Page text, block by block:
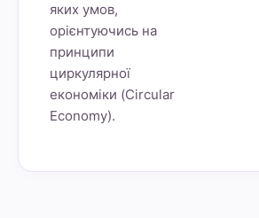
яких умов,
орієнтуючись на
принципи
циркулярної
економіки (Circular
Economy).